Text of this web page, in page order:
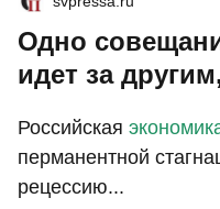
Одно
идет за
Российская
перманентной
рецессию...